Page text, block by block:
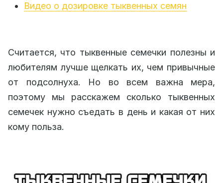
Видео о дозировке тыквенных семян
Считается, что тыквенные семечки полезны и
любителям лучше щелкать их, чем привычные
от подсолнуха. Но во всем важна мера,
поэтому мы расскажем сколько тыквенных
семечек нужно съедать в день и какая от них
кому польза.